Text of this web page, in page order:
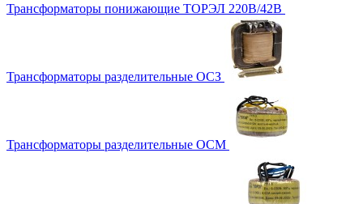
Трансформаторы понижающие ТОРЭЛ 220В/42В
Трансформаторы разделительные ОСЗ
Трансформаторы разделительные ОСМ